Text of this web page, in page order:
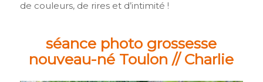
de couleurs, de rires et d’intimité !
séance photo grossesse
nouveau-né Toulon // Charlie